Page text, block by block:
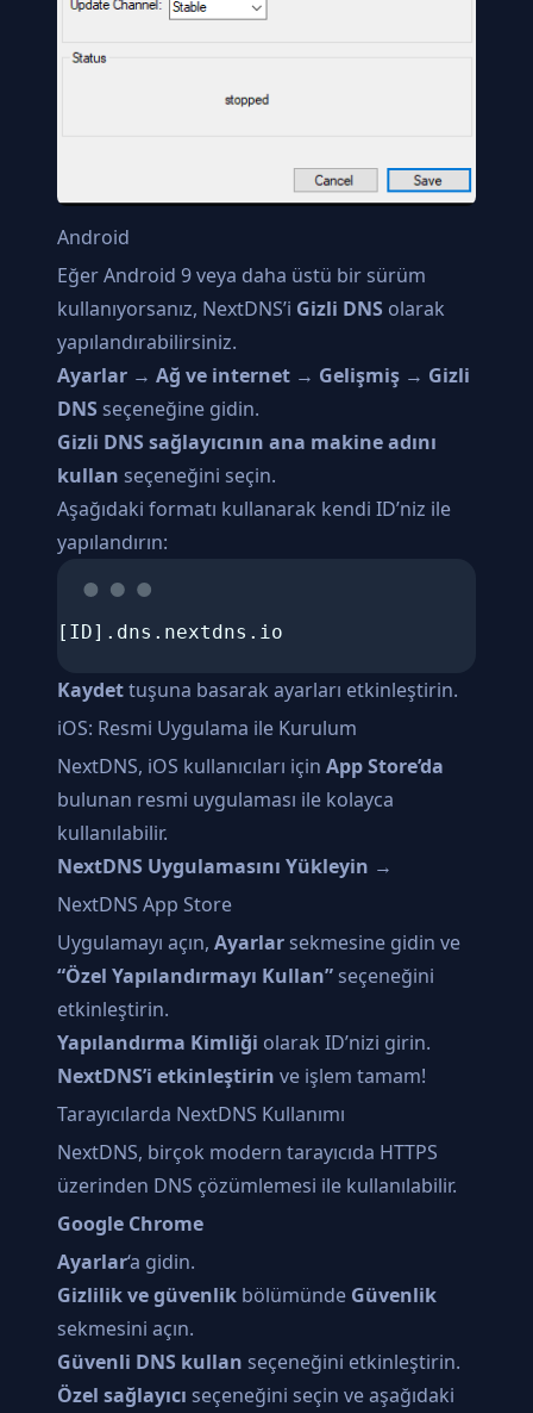
Android
Eğer Android 9 veya daha üstü bir sürüm
kullanıyorsanız, NextDNS’i Gizli DNS olarak
yapılandırabilirsiniz.
Ayarlar → Ağ ve internet → Gelişmiş → Gizli
DNS seçeneğine gidin.
Gizli DNS sağlayıcının ana makine adını
kullan seçeneğini seçin.
Aşağıdaki formatı kullanarak kendi ID’niz ile
yapılandırın:
[ID].dns.nextdns.io
Kaydettuşuna basarak ayarları etkinleştirin.
iOS: Resmi Uygulama ile Kurulum
NextDNS, iOS kullanıcıları için App Store’da
bulunan resmi uygulaması ile kolayca
kullanılabilir.
NextDNS Uygulamasını Yükleyin →
NextDNS App Store
Uygulamayı açın, Ayarlar sekmesine gidin ve
“Özel Yapılandırmayı Kullan” seçeneğini
etkinleştirin.
Yapılandırma Kimliği olarak ID’nizi girin.
NextDNS’i etkinleştirin ve işlem tamam!
Tarayıcılarda NextDNS Kullanımı
NextDNS, birçok modern tarayıcıda HTTPS
üzerinden DNS çözümlemesi ile kullanılabilir.
Google Chrome
Ayarlar‘a gidin.
Gizlilik ve güvenlik bölümünde Güvenlik
sekmesini açın.
Güvenli DNS kullan seçeneğini etkinleştirin.
Özel sağlayıcı seçeneğini seçin ve aşağıdaki